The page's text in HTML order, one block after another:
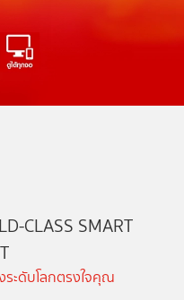
CLASS SMART
ะดับโลกตรงใจคุณ